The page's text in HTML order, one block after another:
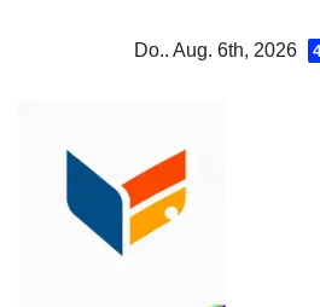
Do.. Aug. 6th, 2026